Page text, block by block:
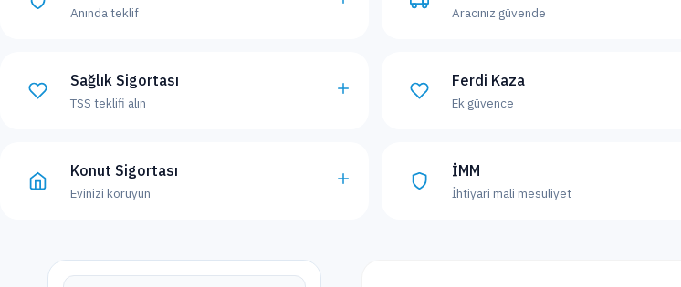
Anında teklif Aracınız güvende
Sağlık Sigortası
TSS teklifi alın
Ferdi Kaza
Ek güvence
Konut Sigortası
Evinizi koruyun
İMM
İhtiyari mali mesuliyet